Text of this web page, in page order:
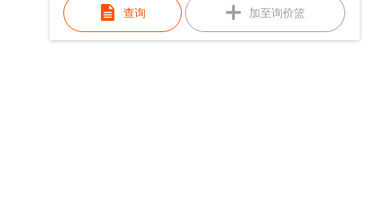
查询 加至询价篮